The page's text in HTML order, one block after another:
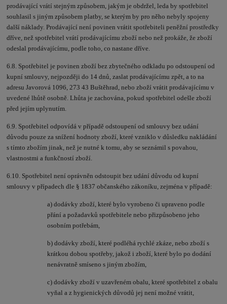
prodávající vrátí stejným způsobem, jakým je obdržel, leda by spotřebitel
souhlasil s jiným způsobem platby, se kterým by pro něho nebyly spojeny
další náklady. Prodávající není povinen vrátit spotřebiteli peněžní prostředky
dříve, než spotřebitel vrátí prodávajícímu zboží nebo než prokáže, že zboží
odeslal prodávajícímu, podle toho, co nastane dříve.
6.8. Spotřebitel je povinen zboží bez zbytečného odkladu po odstoupení od
kupní smlouvy, nejpozději do 14 dnů, zaslat prodávajícímu zpět, a to na
adresu Javorová 1096, 273 43 Buštěhrad, nebo zboží vrátit prodávajícímu v
uvedené lhůtě osobně. Lhůta je zachována, pokud spotřebitel odešle zboží
před jejím uplynutím.
6.9. Spotřebitel odpovídá v případě odstoupení od smlouvy bez udání
důvodu pouze za snížení hodnoty zboží, které vzniklo v důsledku nakládání
s tímto zbožím jinak, než je nutné k tomu, aby se seznámil s povahou,
vlastnostmi a funkčností zboží.
6.10. Spotřebitel není oprávněn odstoupit bez udání důvodu od kupní
smlouvy v případech dle § 1837 občanského zákoníku, zejména v případě:
a) dodávky zboží, které bylo vyrobeno či upraveno podle
přání a požadavků spotřebitele nebo přizpůsobeno jeho
osobním potřebám,
b) dodávky zboží, které podléhá rychlé zkáze, nebo zboží s
krátkou dobou spotřeby, jakož i zboží, které bylo po dodání
nenávratně smíseno s jiným zbožím,
c) dodávky zboží v uzavřeném obalu, které spotřebitel z obalu
vyňal a z hygienických důvodů jej není možné vrátit,